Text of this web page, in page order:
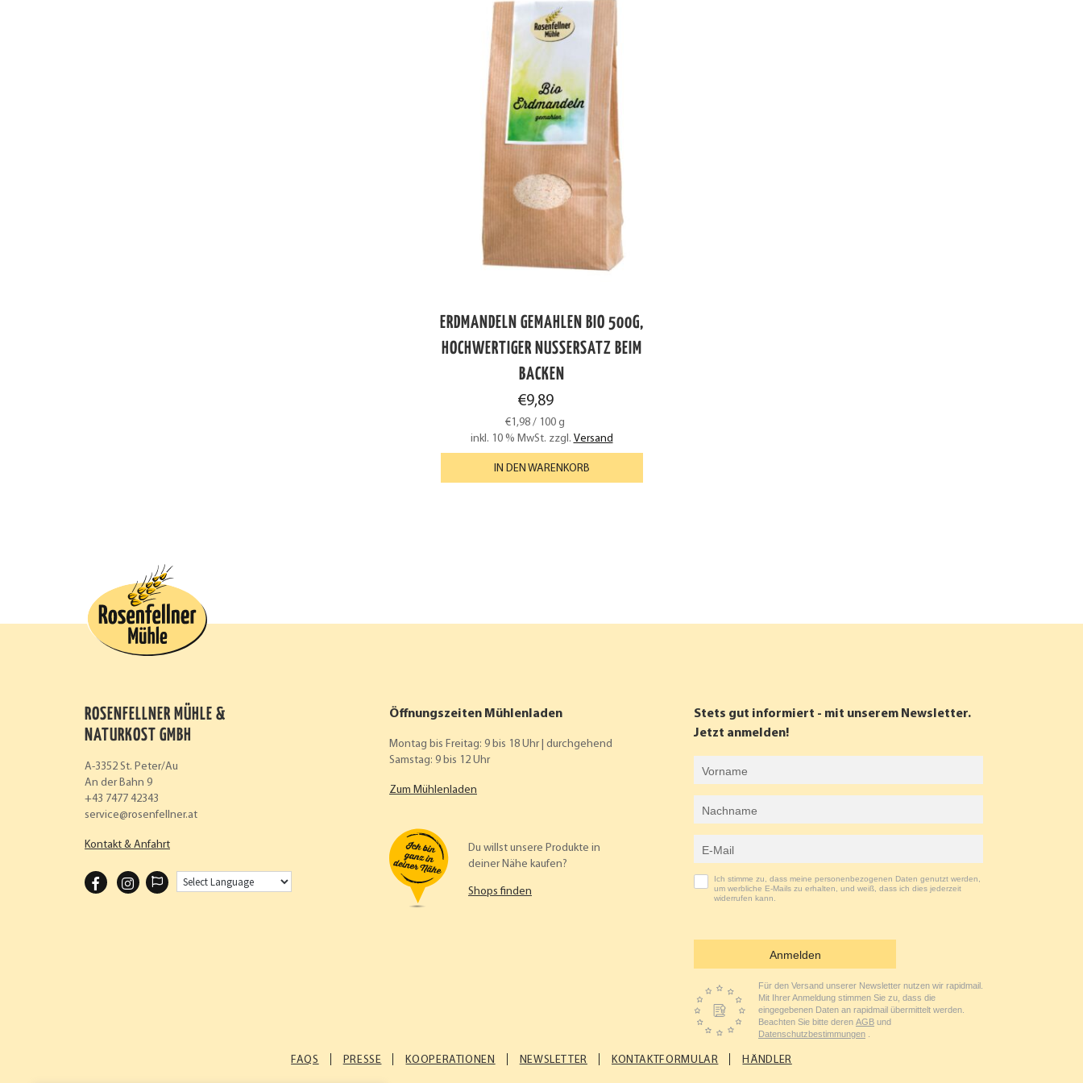
ERDMANDELN GEMAHLEN BIO 500G,
HOCHWERTIGER NUSSERSATZ BEIM
BACKEN
€9,89
€1,98 / 100 g
inkl. 10 % MwSt. zzgl. Versand
IN DEN WARENKORB
ROSENFELLNER MÜHLE &
NATURKOST GMBH
A-3352 St. Peter/Au
An der Bahn 9
+43 7477 42343
service
rosenfellner.at
Kontakt & Anfahrt
F I
Öffnungszeiten Mühlenladen
Montag bis Freitag: 9 bis 18 Uhr | durchgehend
Samstag: 9 bis 12 Uhr
Zum Mühlenladen
Du willst unsere Produkte in
deiner Nähe kaufen?
Shops finden
Stets gut informiert - mit unserem Newsletter.
Jetzt anmelden!
Ich stimme zu, dass meine personenbezogenen Daten genutzt werden,
um werbliche E-Mails zu erhalten, und weiß, dass ich dies jederzeit
widerrufen kann.
Anmelden
Für den Versand unserer Newsletter nutzen wir rapidmail.
Mit Ihrer Anmeldung stimmen Sie zu, dass die
eingegebenen Daten an rapidmail übermittelt werden.
Beachten Sie bitte deren AGB und
Datenschutzbestimmungen .
FAQS PRESSE KOOPERATIONEN NEWSLETTER KONTAKTFORMULAR HÄNDLER